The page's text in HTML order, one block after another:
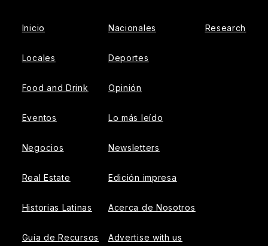
Inicio
Locales
Food and Drink
Eventos
Negocios
Real Estate
Historias Latinas
Guía de Recursos
Nacionales
Deportes
Opinión
Lo más leído
Newsletters
Edición impresa
Acerca de Nosotros
Advertise with us
Research